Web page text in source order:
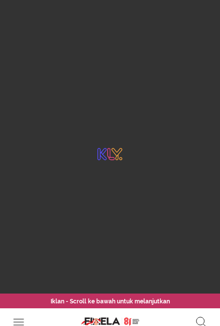
Iklan - Scroll ke bawah untuk melanjutkan